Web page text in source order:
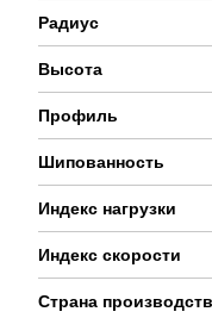
Радиус
Высота
Профиль
Шипованность
Индекс нагрузки
Индекс скорости
Страна